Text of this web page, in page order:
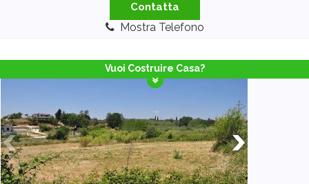
Contatta
Mostra Telefono
Vuoi Costruire Casa?